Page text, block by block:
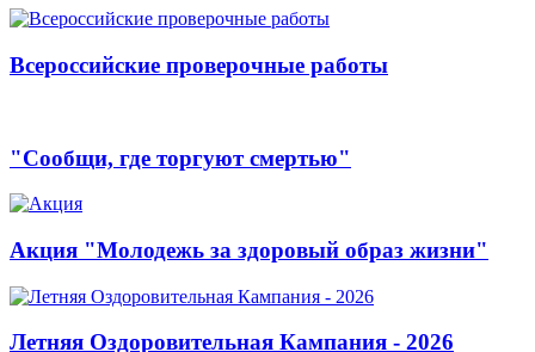
Всероссийские проверочные работы
"Сообщи, где торгуют смертью"
Акция "Молодежь за здоровый образ жизни"
Летняя Оздоровительная Кампания - 2026